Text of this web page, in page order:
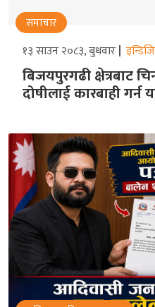
समाचार
१३ साउन २०८३, बुधवार
बिजयपुरगढी क्षेत्रबाट
दोषीलाई कारबाही गर्न